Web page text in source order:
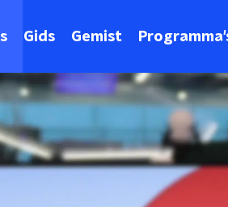
Gids Gemist